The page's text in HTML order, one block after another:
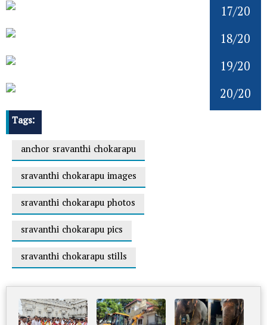
17/20
18/20
19/20
20/20
Tags:
anchor sravanthi chokarapu
sravanthi chokarapu images
sravanthi chokarapu photos
sravanthi chokarapu pics
sravanthi chokarapu stills